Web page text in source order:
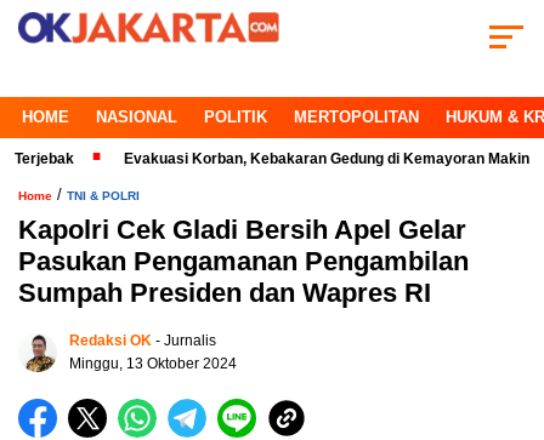
HOME NASIONAL POLITIK MERTOPOLITAN HUKUM &
Evakuasi Korban, Kebakaran Gedung di Kemayoran Makin Kritis
Home / TNI & POLRI
Kapolri Cek Gladi Bersih Apel Gelar
Pasukan Pengamanan Pengambilan
Sumpah Presiden dan Wapres RI
Redaksi OK - Jurnalis
Minggu, 13 Oktober 2024